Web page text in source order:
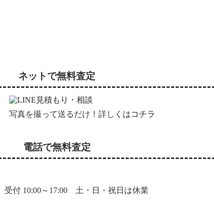
ネットで無料査定
写真を撮って送るだけ！詳しくはコチラ
電話で無料査定
受付 10:00～17:00 土・日・祝日は休業